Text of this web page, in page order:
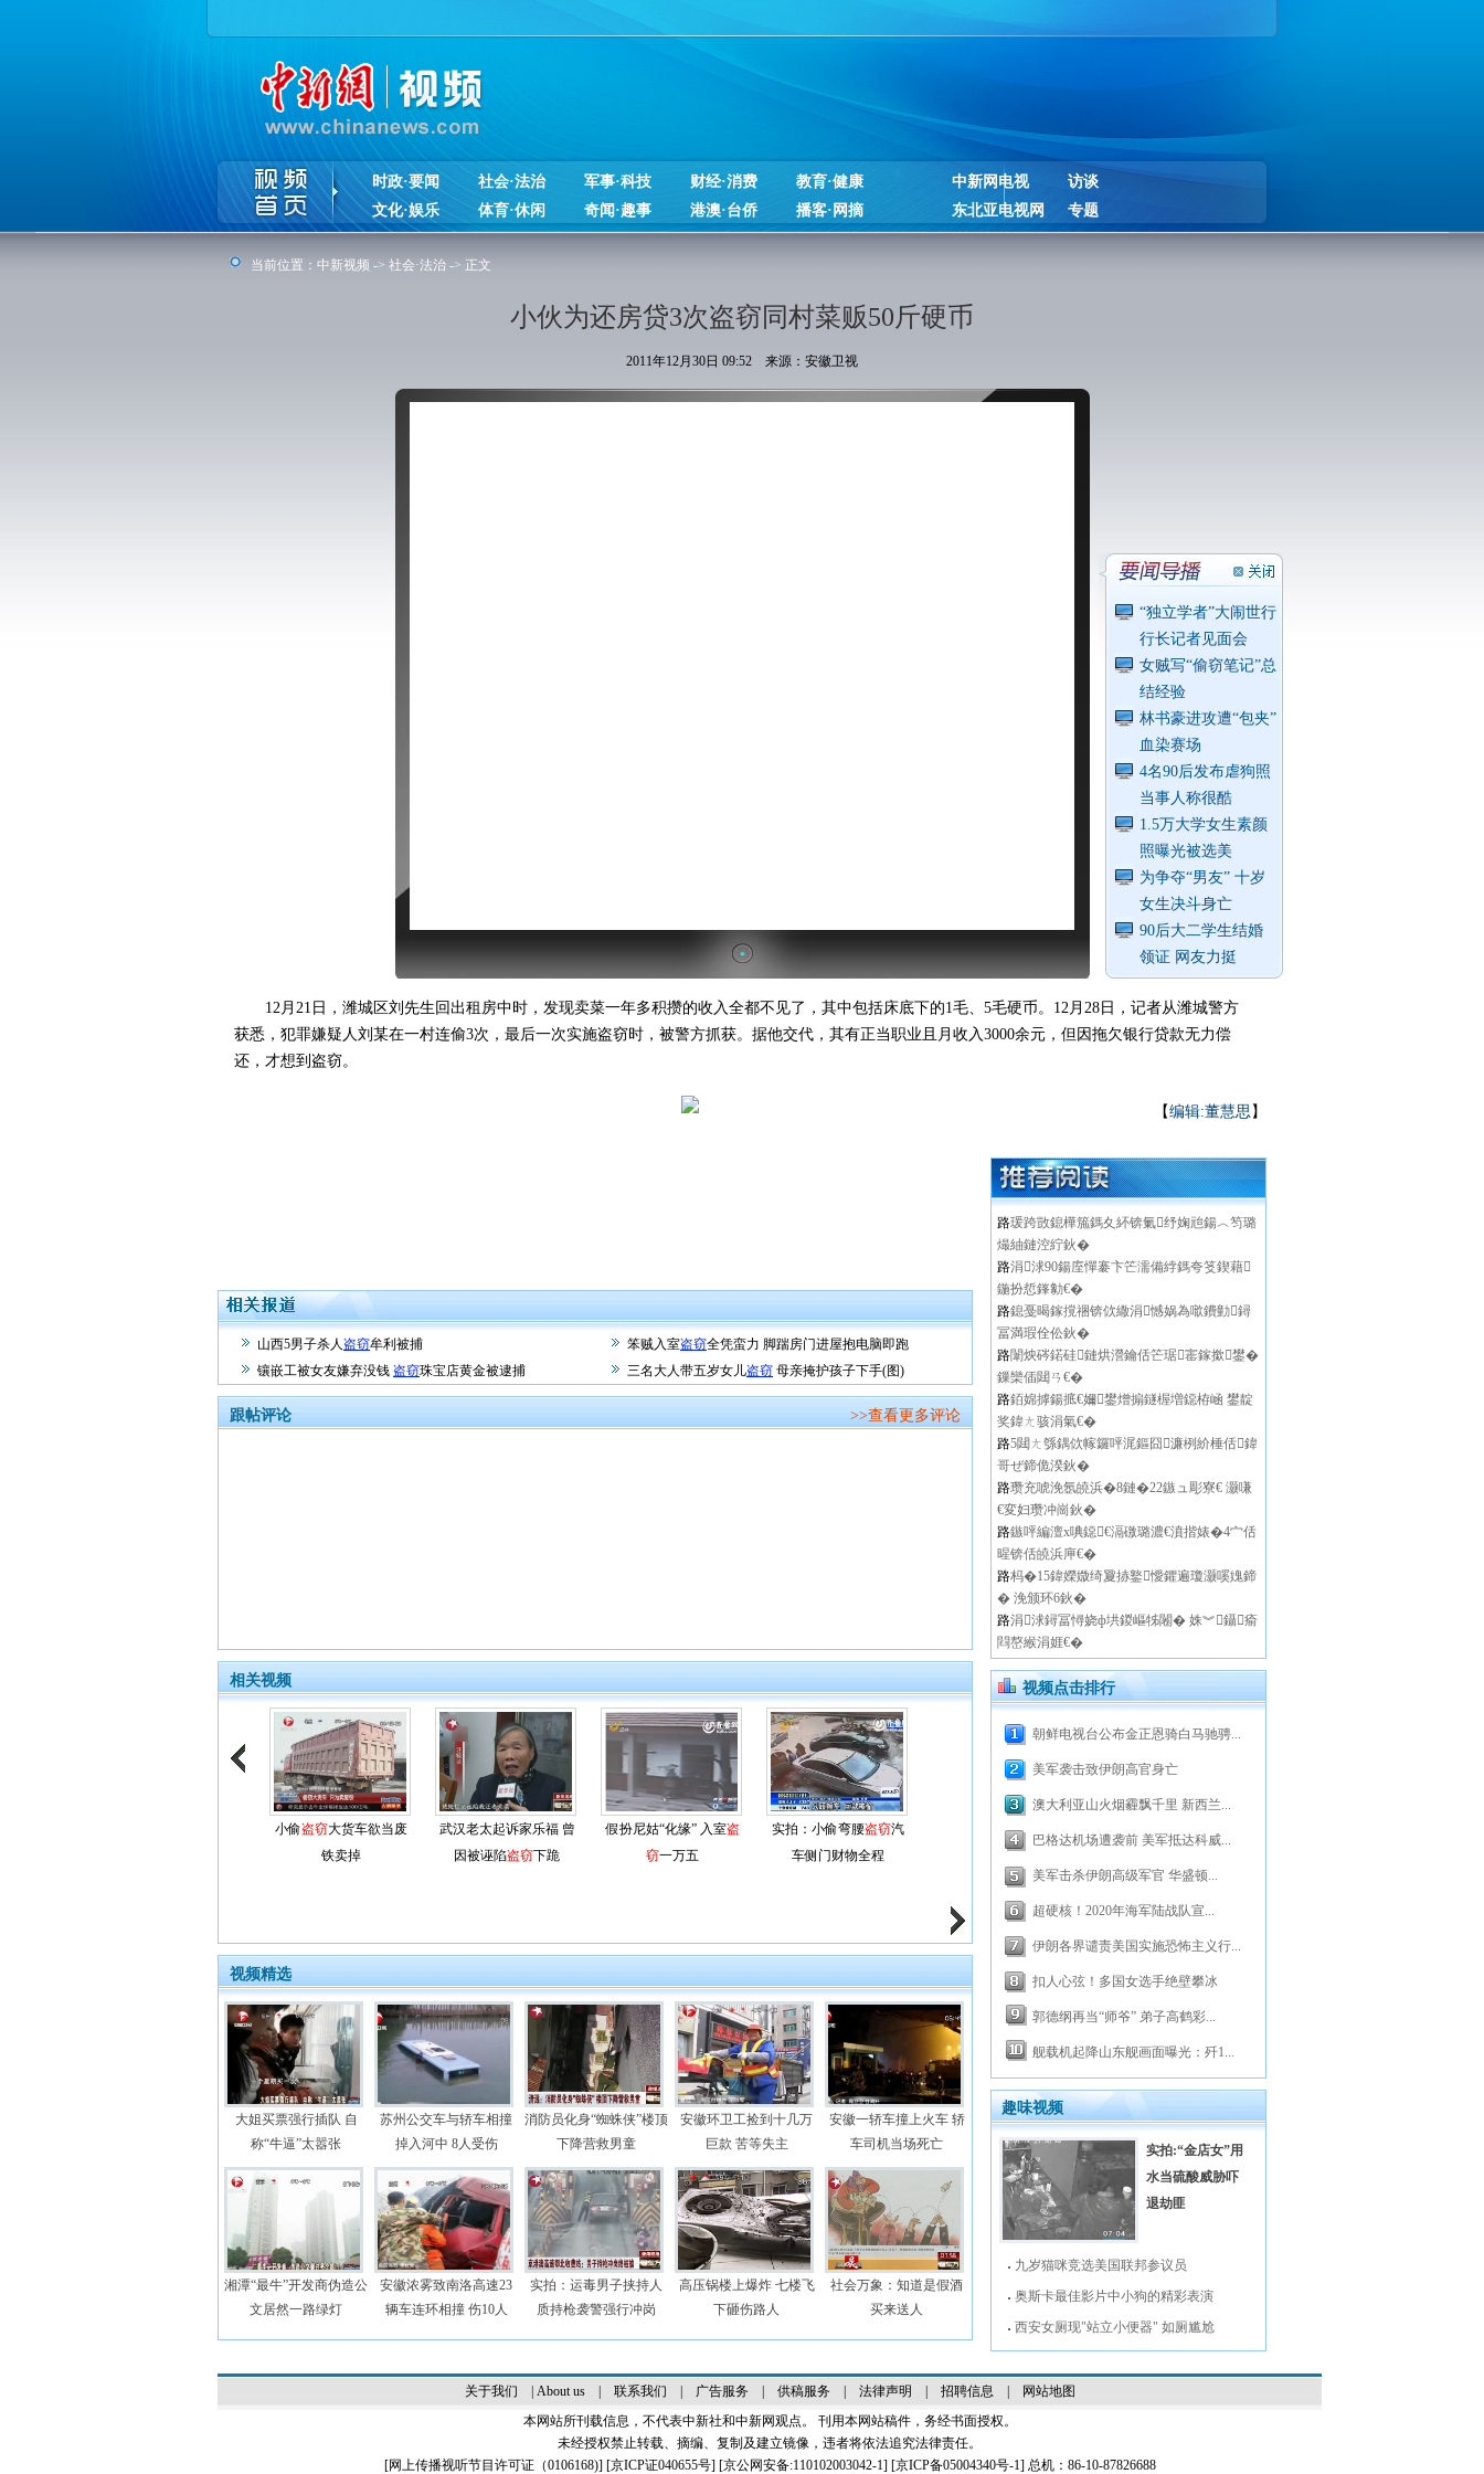
时政·要闻 社会·法治 军事·科技 财经·消费
教育·健康
文化·娱乐
体育·休闲 奇闻·趣事 港澳·台侨 播客·网摘
中新网电视
访谈
东北亚电视网
专题
当前位置： 中新视频 -> 社会·法治 -> 正文
小伙为还房贷3次盗窃同村菜贩50斤硬币
2011年12月30日 09:52 来源：安徽卫视
“独立学者”大闹世行
行长记者见面会
女贼写“偷窃笔记”总
结经验
林书豪进攻遭“包夹”
血染赛场
4名90后发布虐狗照
当事人称很酷
1.5万大学女生素颜
照曝光被选美
为争夺“男友” 十岁
女生决斗身亡
90后大二学生结婚
领证 网友力挺
12月21日，潍城区刘先生回出租房中时，发现卖菜一年多积攒的收入全都不见了，其中包括床底下的1毛、5毛硬币。12月28日，记者从潍城警方
获悉，犯罪嫌疑人刘某在一村连偷3次，最后一次实施盗窃时，被警方抓获。据他交代，其有正当职业且月收入3000余元，但因拖欠银行贷款无力偿
还，才想到盗窃。
【编辑:董慧思 】
山西5男子杀人盗窃牟利被捕 笨贼入室盗窃全凭蛮力 脚踹房门进屋抱电脑即跑
镶嵌工被女友嫌弃没钱 盗窃珠宝店黄金被逮捕 三名大人带五岁女儿盗窃 母亲掩护孩子下手(图)
跟帖评论 >>查看更多评论
相关视频
小偷盗窃大货车欲当废
铁卖掉
武汉老太起诉家乐福 曾
因被诬陷盗窃下跪
假扮尼姑“化缘” 入室盗
窃一万五
实拍：小偷弯腰盗窃汽
车侧门财物全程
视频精选
大姐买票强行插队 自
称“牛逼”太嚣张
苏州公交车与轿车相撞
掉入河中 8人受伤
消防员化身“蜘蛛侠”楼顶
下降营救男童
安徽环卫工捡到十几万
巨款 苦等失主
安徽一轿车撞上火车 轿
车司机当场死亡
湘潭“最牛”开发商伪造公
文居然一路绿灯
安徽浓雾致南洛高速23
辆车连环相撞 伤10人
实拍：运毒男子挟持人
质持枪袭警强行冲岗
高压锅楼上爆炸 七楼飞
下砸伤路人
社会万象：知道是假酒
买来送人
路瑗跨敳鎴樺箷鎷夊紑锛氭纾婅兘鍚︿笉璐
熶紬鏈涳紵鈥�
路涓浗90鍚庢憚褰卞笀濡備綍鎷夸笅鍥藉
鍦扮悊鎽勨€�
路鎴戞暍鎵撹祵锛佽繖涓憾娲為噷鐨勭鐞
冨満瑕佺伀鈥�
路闈炴硶鍩硅鏈烘瀯鑰佸笀琚寚鎵撳鐢�
鏁欒偛閮ㄢ€�
路銆婂摢鍚掋€嬭鐢熷搧鐩楃増鐚栫崡 鐢靛
奖鍏ㄤ骇涓氣€�
路5閮ㄤ綔鍝佽幏鑼呯浘鏂囧濂栵紒棰佸鍏
哥ぜ鍗佹湀鈥�
路瓒充唬浼氬皢浜�8鏈�22鏃ュ彫寮€ 灏嗛
€変妇瓒冲崗鈥�
路鏃呯編澶х唺鐚€滆礉璐濃€濆揩婊�4宀佸
暒锛佸皢浜庘€�
路杩�15鍏嬫媺绮夐捇鐜懓鑺遍瓊灏嗘媿鍗
� 浼颁环6鈥�
路涓浗鐞冨憳娆ф垬鍐嶇牬闂� 姝︾鑷瘉
閰嶅緱涓娾€�
视频点击排行
朝鲜电视台公布金正恩骑白马驰骋...
美军袭击致伊朗高官身亡
澳大利亚山火烟霾飘千里 新西兰...
巴格达机场遭袭前 美军抵达科威...
美军击杀伊朗高级军官 华盛顿...
超硬核！2020年海军陆战队宣...
伊朗各界谴责美国实施恐怖主义行...
扣人心弦！多国女选手绝壁攀冰
郭德纲再当“师爷” 弟子高鹤彩...
舰载机起降山东舰画面曝光：歼1...
趣味视频
实拍:“金店女”用
水当硫酸威胁吓
退劫匪
九岁猫咪竞选美国联邦参议员
奥斯卡最佳影片中小狗的精彩表演
西安女厕现"站立小便器" 如厕尴尬
关于我们 About us| 联系我们 广告服务| 供稿服务| 法律声明 招聘信息
网站地图
本网站所刊载信息，不代表中新社和中新网观点。 刊用本网站稿件，务经书面授权。
未经授权禁止转载、摘编、复制及建立镜像，违者将依法追究法律责任。
[网上传播视听节目许可证（0106168)] [京ICP证040655号] [京公网安备:110102003042-1] [京ICP备05004340号-1] 总机：86-10-87826688